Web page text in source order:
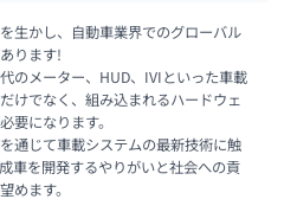
生かし、自動車業界でのグローバル
ります!
のメーター、HUD、IVIといった車載
けでなく、組み込まれるハードウェ
要になります。
通じて車載システムの最新技術に触
車を開発するやりがいと社会への貢
めます。